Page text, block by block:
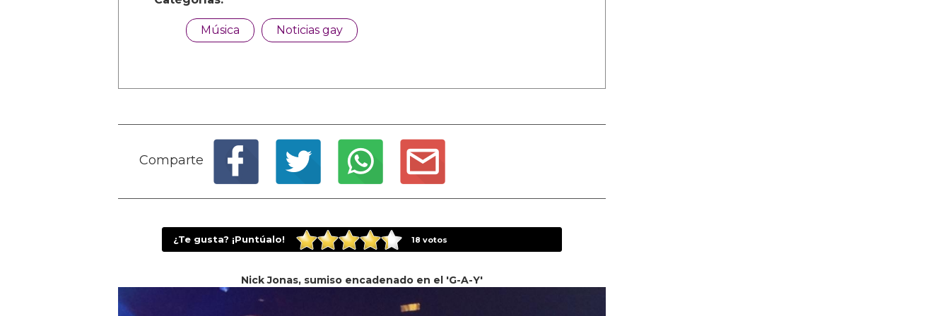
Música Noticias gay
Comparte
¿Te gusta? ¡Puntúalo! 18 votos
Nick Jonas, sumiso encadenado en el 'G-A-Y'